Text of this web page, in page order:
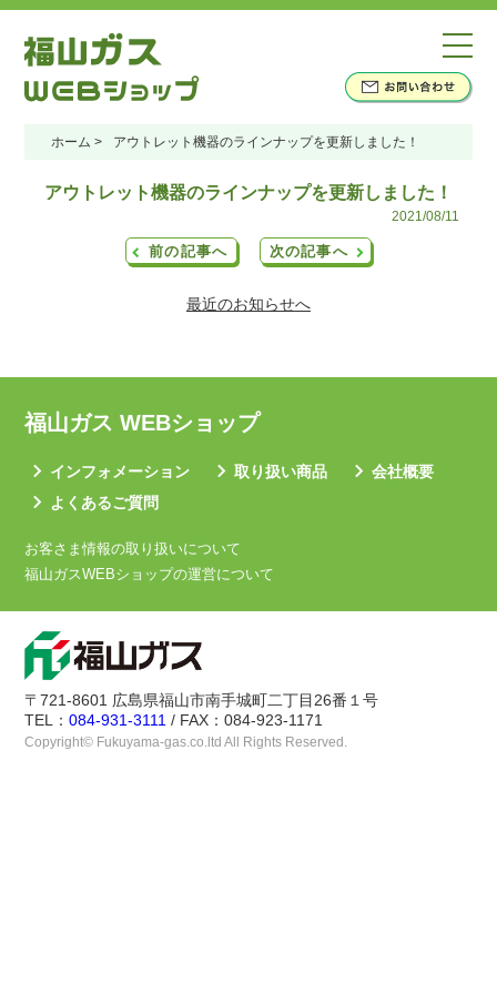
ホーム > >
アウトレット機器のラインナップを更新しました！
アウトレット機器のラインナップを更新しました！
2021/08/11
前の記事へ 次の記事へ
最近のお知らせへ
福山ガス WEBショップ
インフォメーション 取り扱い商品
会社概要
よくあるご質問
お客さま情報の取り扱いについて
福山ガスWEBショップの運営について
〒721-8601 広島県福山市南手城町二丁目26番１号
TEL：084-931-3111 / FAX：084-923-1171
Copyright© Fukuyama-gas.co.ltd All Rights Reserved.